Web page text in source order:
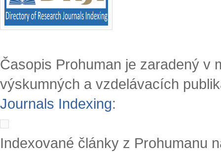
Časopis Prohuman je zaradený v
výskumných a vzdelávacích
Journals Indexing:
Indexované články z Prohumanu